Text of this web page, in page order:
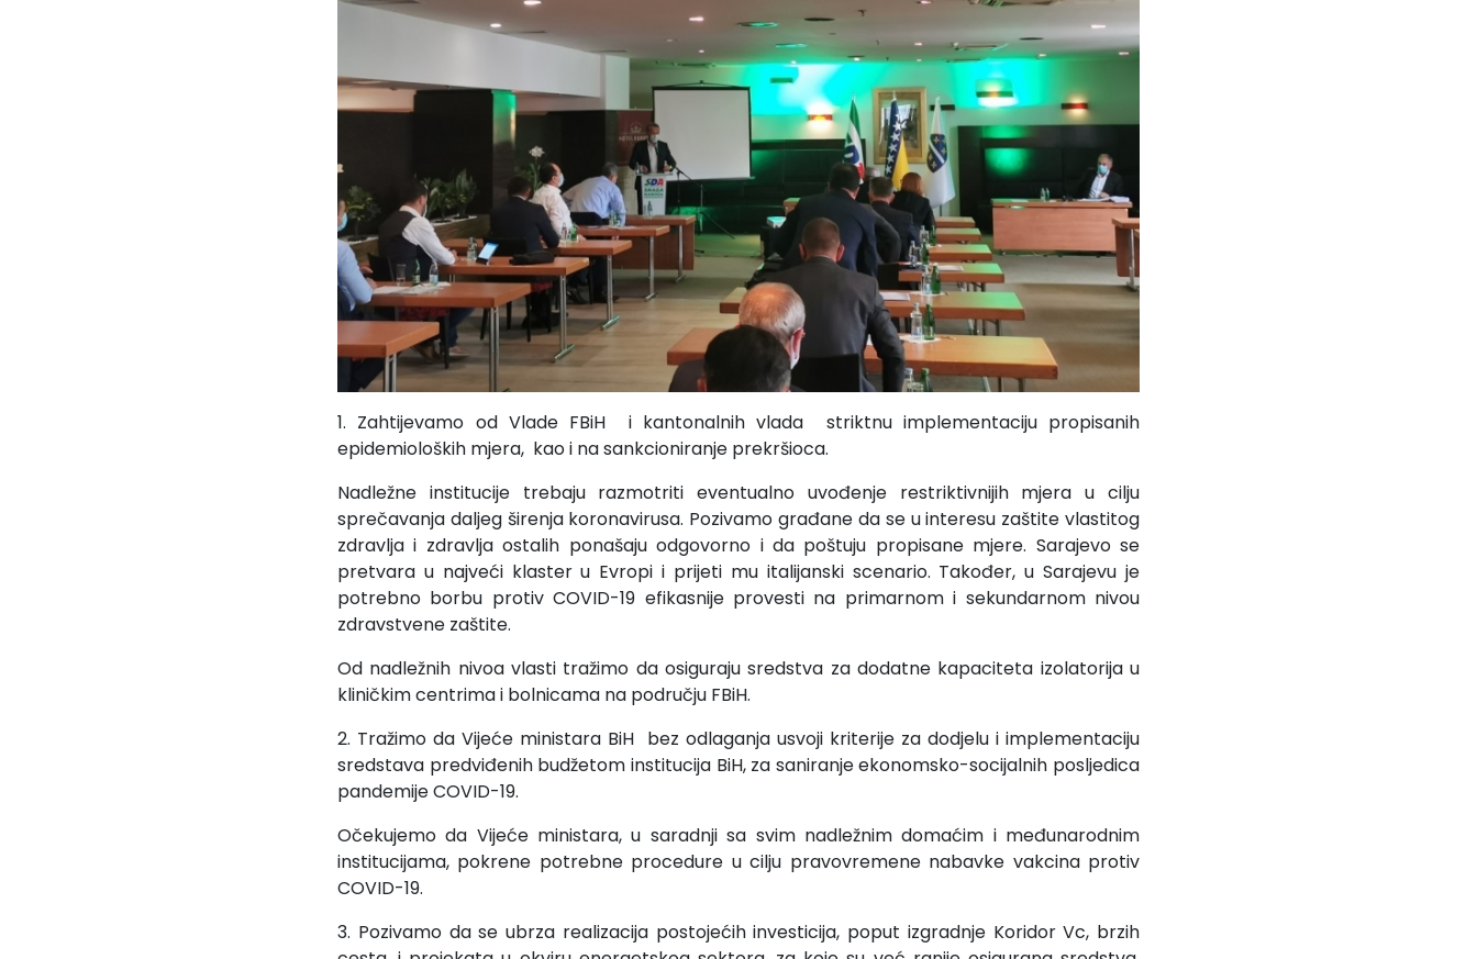
1. Zahtijevamo od Vlade FBiH i kantonalnih vlada striktnu implementaciju propisanih
epidemioloških mjera, kao i na sankcioniranje prekršioca.
Nadležne institucije trebaju razmotriti eventualno uvođenje restriktivnijih mjera u cilju
sprečavanja daljeg širenja koronavirusa. Pozivamo građane da se u interesu zaštite vlastitog
zdravlja i zdravlja ostalih ponašaju odgovorno i da poštuju propisane mjere. Sarajevo se
pretvara u najveći klaster u Evropi i prijeti mu italijanski scenario. Također, u Sarajevu je
potrebno borbu protiv COVID-19 efikasnije provesti na primarnom i sekundarnom nivou
zdravstvene zaštite.
Od nadležnih nivoa vlasti tražimo da osiguraju sredstva za dodatne kapaciteta izolatorija u
kliničkim centrima i bolnicama na području FBiH.
2. Tražimo da Vijeće ministara BiH bez odlaganja usvoji kriterije za dodjelu i implementaciju
sredstava predviđenih budžetom institucija BiH, za saniranje ekonomsko-socijalnih posljedica
pandemije COVID-19.
Očekujemo da Vijeće ministara, u saradnji sa svim nadležnim domaćim i međunarodnim
institucijama, pokrene potrebne procedure u cilju pravovremene nabavke vakcina protiv
COVID-19.
3. Pozivamo da se ubrza realizacija postojećih investicija, poput izgradnje Koridor Vc, brzih